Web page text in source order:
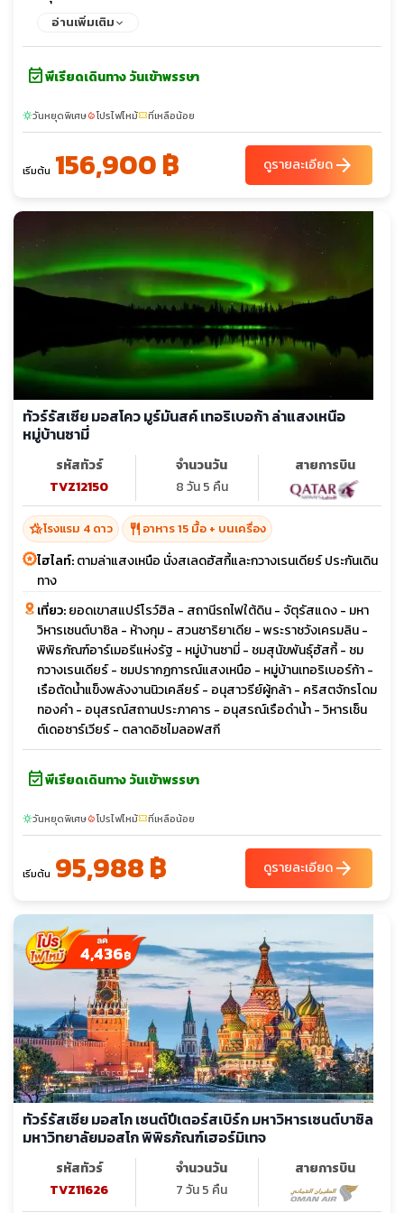
แซค - พระราชวังปีเตอร์ฮอฟ - พิพิธภัณฑ์เฮอร์มิเทจ - พระราชวัง
อ่านเพิ่มเติม
event_availableพีเรียดเดินทาง วันเข้าพรรษา
sunnyวันหยุดพิเศษlocal_fire_departmentโปรไฟไหม้confirmation_numberที่เหลือน้อย
เริ่มต้น 156,900 ฿ ดูรายละเอียดarrow_forward
ทัวร์รัสเซีย มอสโคว มูร์มันสค์ เทอริเบอก้า ล่าแสงเหนือ
หมู่บ้านซามี่
รหัสทัวร์
TVZ12150
จำนวนวัน
8 วัน 5 คืน
สายการบิน
hotel_classโรงแรม 4 ดาว restaurant อาหาร 15 มื้อ + บนเครื่อง
ไฮไลท์:ตามล่าแสงเหนือ นั่งสเลดฮัสกี้และกวางเรนเดียร์ ประกันเดิน
ทาง
เที่ยว:ยอดเขาสแปร์โรว์ฮิล - สถานีรถไฟใต้ดิน - จัตุรัสแดง - มหา
วิหารเซนต์บาซิล - ห้างกุม - สวนซาริยาเดีย - พระราชวังเครมลิน -
พิพิธภัณฑ์อาร์เมอรีแห่งรัฐ - หมู่บ้านซามี่ - ชมสุนัขพันธุ์ฮัสกี้ - ชม
กวางเรนเดียร์ - ชมปรากฏการณ์แสงเหนือ - หมู่บ้านเทอริเบอร์ก้า -
เรือตัดน้ำแข็งพลังงานนิวเคลียร์ - อนุสาวรีย์ผู้กล้า - คริสตจักรโดม
ทองคำ - อนุสรณ์สถานประภาคาร - อนุสรณ์เรือดำน้ำ - วิหารเซ็น
ต์เดอซาร์เวียร์ - ตลาดอิซไมลอฟสกี
event_availableพีเรียดเดินทาง วันเข้าพรรษา
sunnyวันหยุดพิเศษlocal_fire_departmentโปรไฟไหม้confirmation_numberที่เหลือน้อย
เริ่มต้น 95,988 ฿ ดูรายละเอียดarrow_forward
4,436฿
ทัวร์รัสเซีย มอสโก เซนต์ปีเตอร์สเบิร์ก มหาวิหารเซนต์บาซิล
มหาวิทยาลัยมอสโก พิพิธภัณฑ์เฮอร์มิเทจ
รหัสทัวร์
TVZ11626
จำนวนวัน
7 วัน 5 คืน
สายการบิน